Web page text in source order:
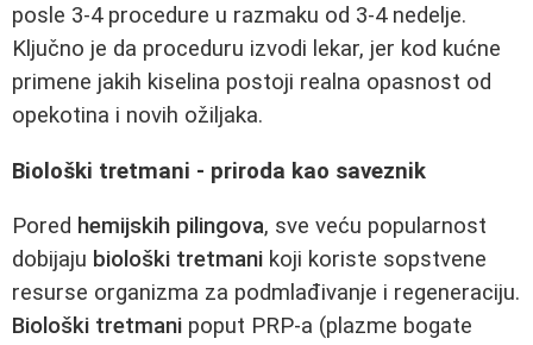
posle 3-4 procedure u razmaku od 3-4 nedelje.
Ključno je da proceduru izvodi lekar, jer kod kućne
primene jakih kiselina postoji realna opasnost od
opekotina i novih ožiljaka.
Biološki tretmani - priroda kao saveznik
Pored hemijskih pilingova, sve veću popularnost
dobijaju biološki tretmani koji koriste sopstvene
resurse organizma za podmlađivanje i regeneraciju.
Biološki tretmani poput PRP-a (plazme bogate